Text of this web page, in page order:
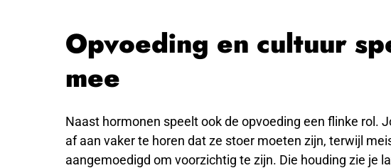
Opvoeding en cultuur
mee
Naast hormonen speelt ook de opvoeding een flinke rol.
af aan vaker te horen dat ze stoer moeten zijn, terwijl
aangemoedigd om voorzichtig te zijn. Die houding zie je